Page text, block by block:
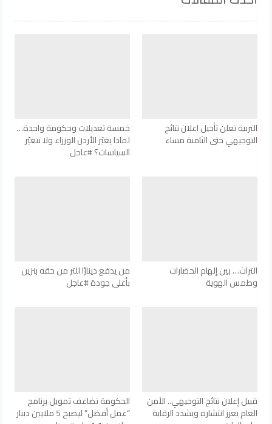
التربية تعلن تأجيل اعلان نتائج
التوجيهي حتى الثامنة مساء
خمسة تعديلات وحكومة واحدة…
لماذا يغيّر الأردن الوزراء ولا تتغيّر
السياسات؟ #عاجل
التراث… بين إلهام الحضارات
وطمس الهوية
من يدفع دينارًا للتر من حقه بنزين
بأعلى جودة #عاجل
قبيل إعلان نتائج التوجيهي.. الأمن
العام يعزز انتشاره ويشدد الرقابة
الحكومة تضاعف تمويل برنامج
“عمل أفضل” ليصبح 5 ملايين دينار